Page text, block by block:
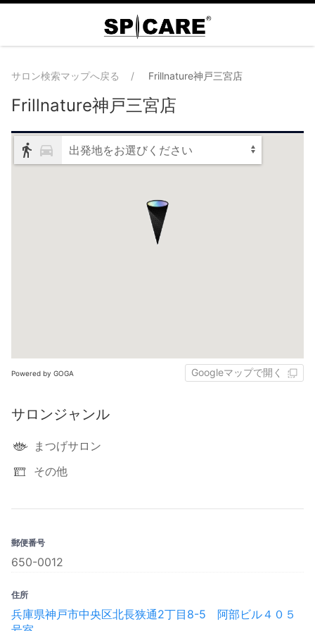
サロン検索マップへ戻る Frillnature神戸三宮店
Frillnature神戸三宮店
出発地をお選びください
Powered by GOGA Googleマップで開く
サロンジャンル
まつげサロン
その他
郵便番号
650-0012
住所
兵庫県神戸市中央区北長狭通2丁目8-5 阿部ビル４０５